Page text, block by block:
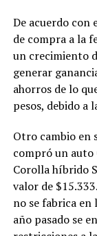
De acuerdo con
de compra a la
un crecimiento
generar
ahorros de lo
pesos, debido a
Otro cambio en
compró un auto
Corolla híbrido
valor de
no se fabrica en
año pasado se